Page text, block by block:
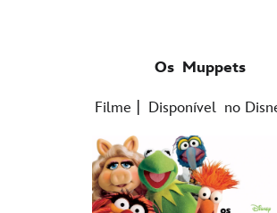
Os Muppets
Filme | Disponível no